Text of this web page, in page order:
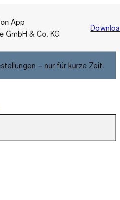
App
GmbH & Co. KG
– nur für kurze Zeit.